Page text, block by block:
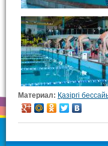
Материал: Қазіргі